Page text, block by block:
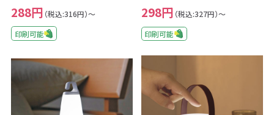
288円 （税込:316円）～
印刷可能
298円 （税込:327円）～
印刷可能